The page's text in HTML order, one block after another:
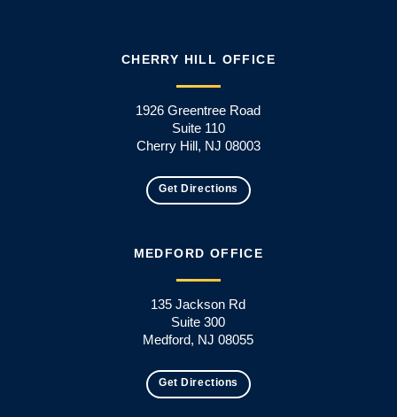
CHERRY HILL OFFICE
1926 Greentree Road
Suite 110
Cherry Hill, NJ 08003
Get Directions
MEDFORD OFFICE
135 Jackson Rd
Suite 300
Medford, NJ 08055
Get Directions